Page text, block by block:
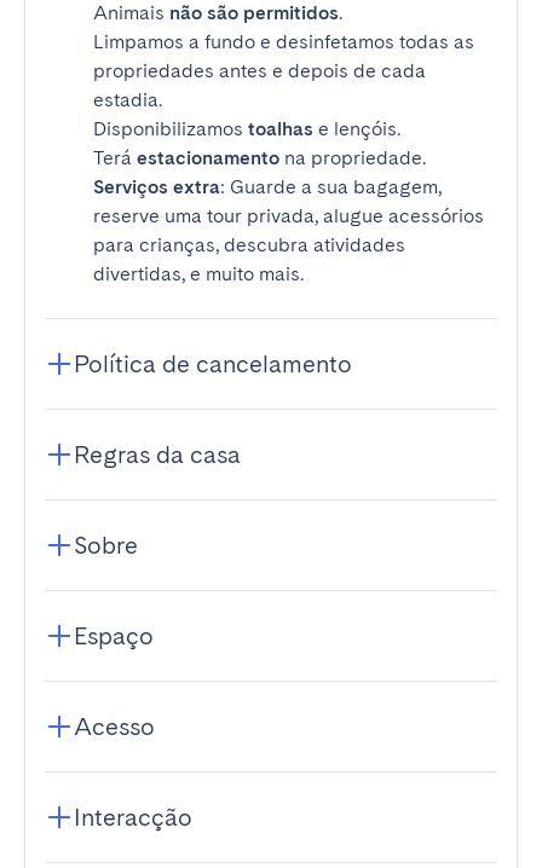
Animais não são permitidos.
Limpamos a fundo e desinfetamos todas as
propriedades antes e depois de cada
estadia.
Disponibilizamos toalhas e lençóis.
Terá estacionamento na propriedade.
Serviços extra: Guarde a sua bagagem,
reserve uma tour privada, alugue acessórios
para crianças, descubra atividades
divertidas, e muito mais.
Política de cancelamento
Regras da casa
Sobre
Espaço
Acesso
Interacção